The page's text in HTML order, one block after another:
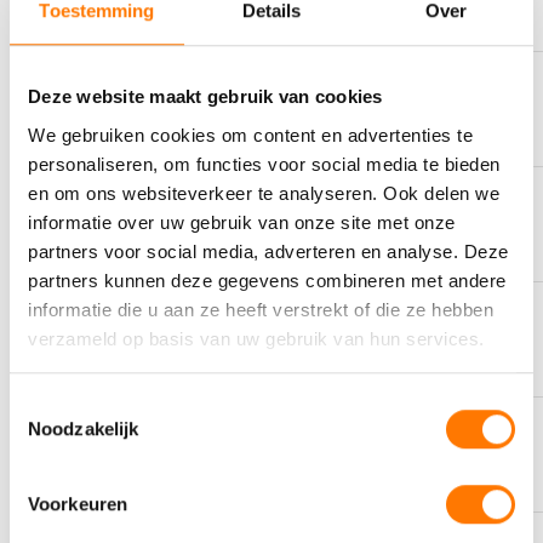
Toestemming Details Over
Deze website maakt gebruik van cookies
We gebruiken cookies om content en advertenties te
personaliseren, om functies voor social media te bieden
en om ons websiteverkeer te analyseren. Ook delen we
informatie over uw gebruik van onze site met onze
partners voor social media, adverteren en analyse. Deze
partners kunnen deze gegevens combineren met andere
informatie die u aan ze heeft verstrekt of die ze hebben
verzameld op basis van uw gebruik van hun services.
Noodzakelijk
Voorkeuren
AS MET ZWAVEL 6130 cP
KLEUR Bruin
OMSCHRIJVING Nautic